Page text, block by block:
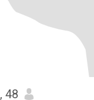
, 48